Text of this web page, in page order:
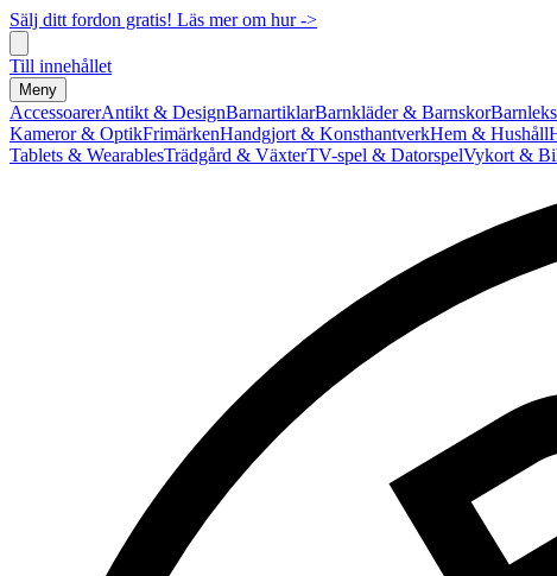
Sälj ditt fordon gratis! Läs mer om hur ->
Till innehållet
Meny
AccessoarerAntikt & DesignBarnartiklarBarnkläder & Barnskor
Kameror & OptikFrimärkenHandgjort & KonsthantverkHem & Hushåll
Tablets & WearablesTrädgård & VäxterTV-spel & DatorspelVykort &